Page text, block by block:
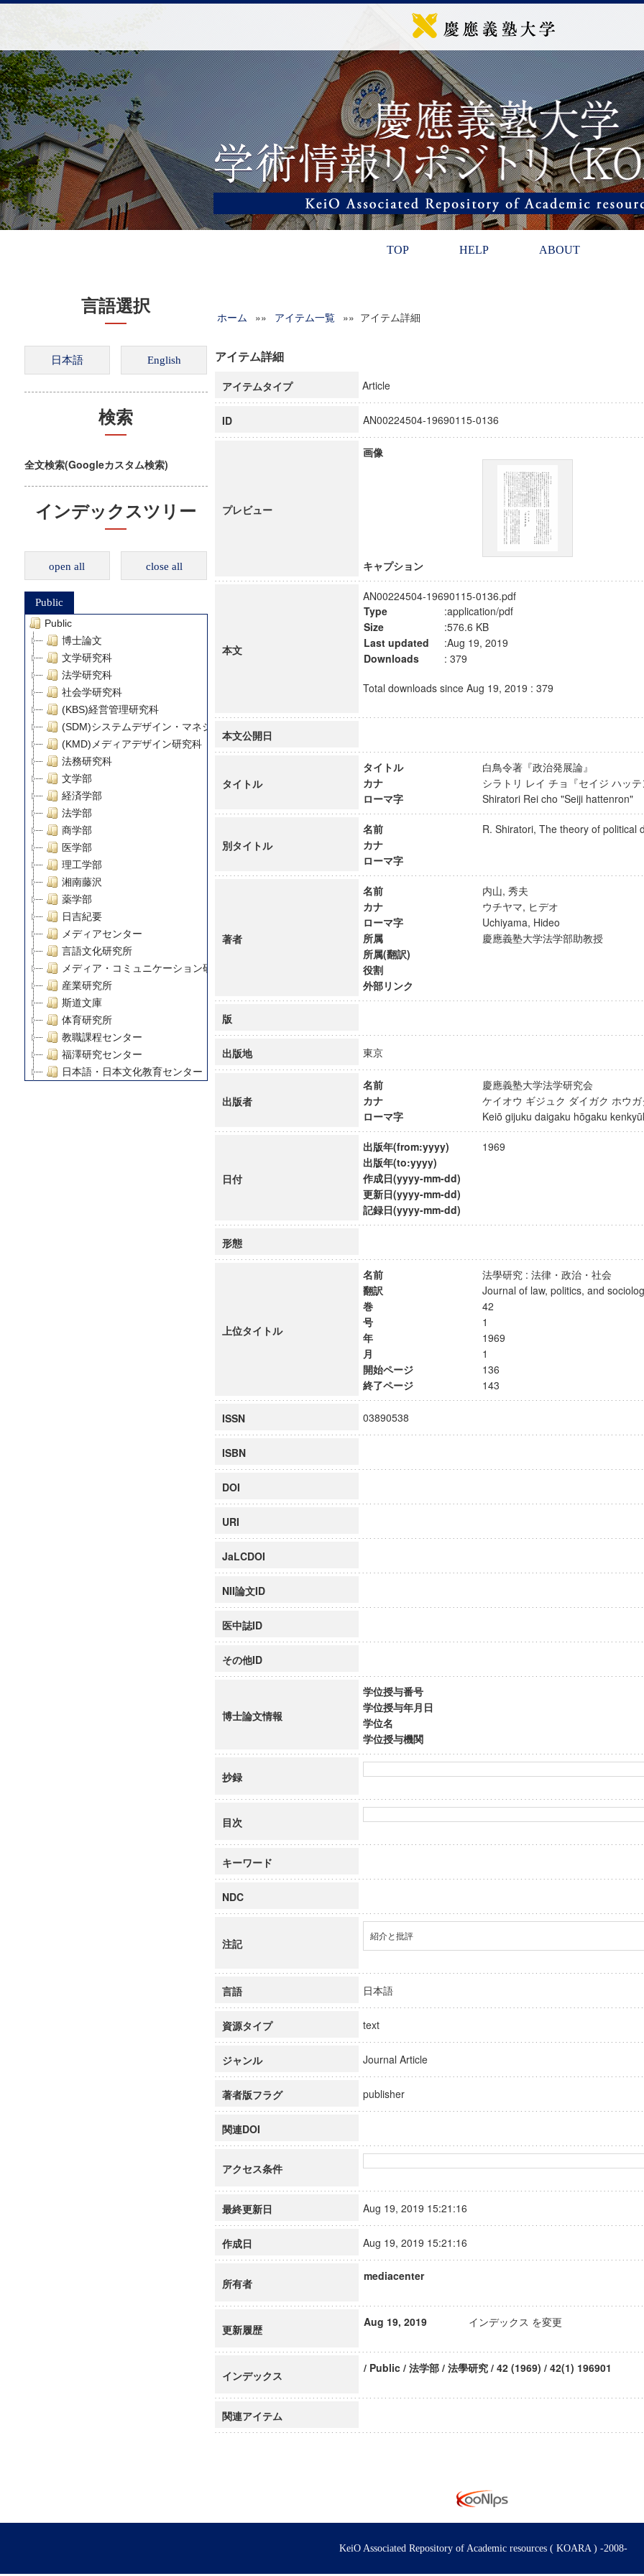
TOP HELP ABOUT
言語選択
検索
全文検索(Googleカスタム検索)
インデックスツリー
open all close all
Public
Public
博士論文
文学研究科
法学研究科
社会学研究科
(KBS)経営管理研究科
(SDM)システムデザイン・マネジメント研究科
(KMD)メディアデザイン研究科
法務研究科
文学部
経済学部
法学部
商学部
医学部
理工学部
湘南藤沢
薬学部
日吉紀要
メディアセンター
言語文化研究所
メディア・コミュニケーション研究所
産業研究所
斯道文庫
体育研究所
教職課程センター
福澤研究センター
日本語・日本文化教育センター
慶應義塾大学グローバルCOEプログラム市民社会ガバナンス教育研究センター
慶應義塾大学グローバルCOEプログラム論理と感性の先端的教育研究拠点
博士課程教育リーディングプログラム「超成熟社会発展のサイエンス」
ホーム »» アイテム一覧 »» アイテム詳細
アイテム詳細
アイテムタイプ Article
ID AN00224504-19690115-0136
プレビュー
画像
キャプション
本文
AN00224504-19690115-0136.pdf
Type
:application/pdf
Size
:576.6 KB
Last updated
:Aug 19, 2019
Downloads
: 379
Total downloads since Aug 19, 2019 : 379
本文公開日
タイトル
タイトル
白鳥令著『政治発展論』
カナ
シラトリ レイ チョ『セイジ ハッ
ローマ字
Shiratori Rei cho "Seiji hattenron"
別タイトル
名前
R. Shiratori, The theory of
カナ
ローマ字
著者
名前
内山, 秀夫
カナ
ウチヤマ, ヒデオ
ローマ字
Uchiyama, Hideo
所属
慶應義塾大学法学部助教授
所属(翻訳)
役割
外部リンク
版
出版地 東京
出版者
名前
慶應義塾大学法学研究会
カナ
ケイオウ ギジュク ダイガク ホウ
ローマ字
Keiō gijuku daigaku hōgaku
日付
出版年(from:yyyy)
1969
出版年(to:yyyy)
作成日(yyyy-mm-dd)
更新日(yyyy-mm-dd)
記録日(yyyy-mm-dd)
形態
上位タイトル
名前
法學研究 : 法律・政治・社会
翻訳
Journal of law, politics, and
巻
42
号
1
年
1969
月
1
開始ページ
136
終了ページ
143
ISSN 03890538
ISBN
DOI
URI
JaLCDOI
NII論文ID
医中誌ID
その他ID
博士論文情報
学位授与番号
学位授与年月日
学位名
学位授与機関
抄録
目次
キーワード
NDC
注記
紹介と批評
言語 日本語
資源タイプ text
ジャンル Journal Article
著者版フラグ publisher
関連DOI
アクセス条件
最終更新日 Aug 19, 2019 15:21:16
作成日 Aug 19, 2019 15:21:16
所有者
mediacenter
更新履歴
Aug 19, 2019 インデックス を変更
インデックス
/ Public / 法学部 / 法學研究 / 42 (1969) / 42(1) 196901
関連アイテム
KeiO Associated Repository of Academic resources ( KOARA ) -2008-